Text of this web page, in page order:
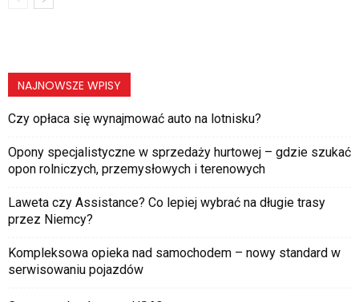
NAJNOWSZE WPISY
Czy opłaca się wynajmować auto na lotnisku?
Opony specjalistyczne w sprzedaży hurtowej – gdzie szukać
opon rolniczych, przemysłowych i terenowych
Laweta czy Assistance? Co lepiej wybrać na długie trasy
przez Niemcy?
Kompleksowa opieka nad samochodem – nowy standard w
serwisowaniu pojazdów